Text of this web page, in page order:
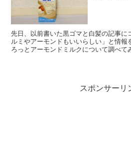
先日、以前書いた黒ゴマと白髪の記事に
ルミやアーモンドもいいらしい」と情報
ろっとアーモンドミルクについて調べて
スポンサーリ